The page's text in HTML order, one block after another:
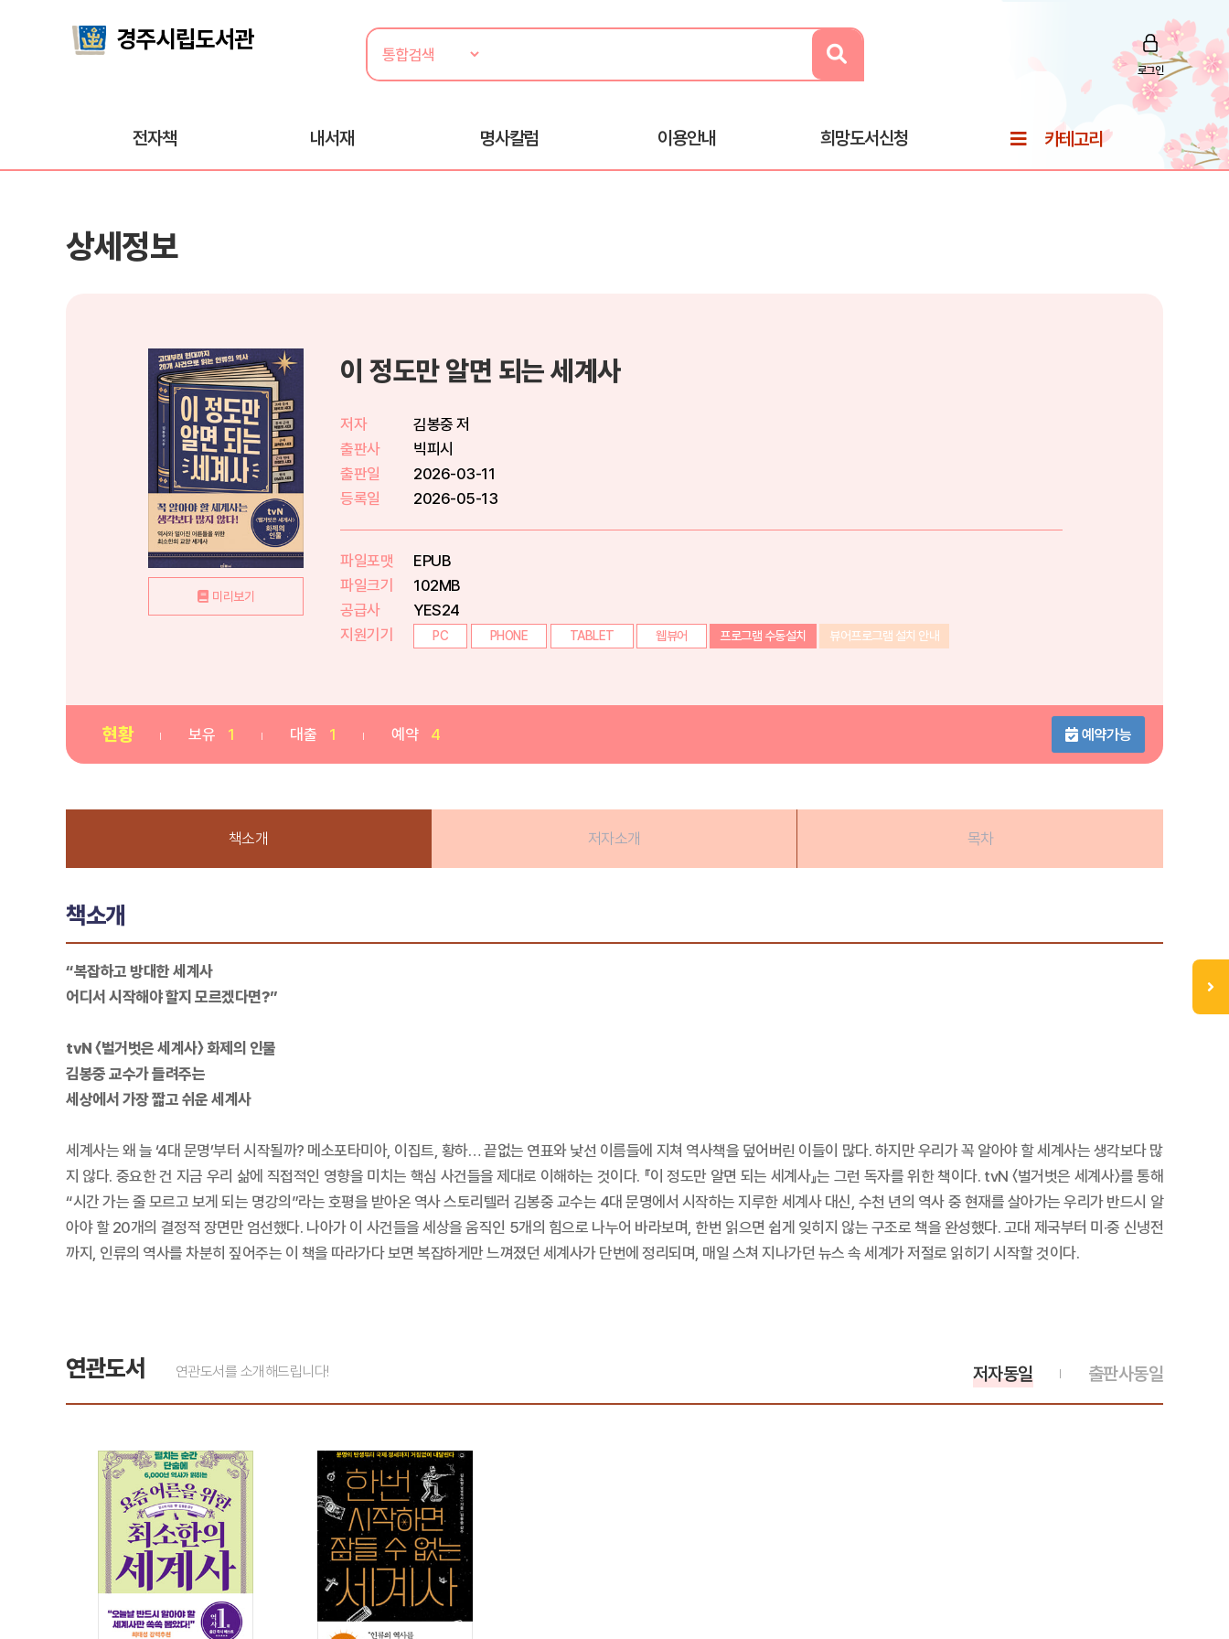
로그인
전자책 내서재 명사칼럼 이용안내 희망도서신청 카테고리
상세정보
미리보기
이 정도만 알면 되는 세계사
저자
김봉중 저
출판사
빅피시
출판일
2026-03-11
등록일
2026-05-13
파일포맷
EPUB
파일크기
102MB
공급사
YES24
지원기기
PC PHONE TABLET 웹뷰어 프로그램 수동설치 뷰어프로그램 설치 안내
현황 보유 1 대출 1 예약 4 예약가능
책소개 저자소개 목차
책소개
“복잡하고 방대한 세계사
어디서 시작해야 할지 모르겠다면?”
tvN 〈벌거벗은 세계사〉 화제의 인물
김봉중 교수가 들려주는
세상에서 가장 짧고 쉬운 세계사
세계사는 왜 늘 ‘4대 문명’부터 시작될까? 메소포타미아, 이집트, 황하… 끝없는 연표와 낯선 이름들에 지쳐 역사책을 덮어버린 이들이 많다. 하지만 우리가 꼭 알아야 할 세계사는 생각보다 많
지 않다. 중요한 건 지금 우리 삶에 직접적인 영향을 미치는 핵심 사건들을 제대로 이해하는 것이다. 『이 정도만 알면 되는 세계사』는 그런 독자를 위한 책이다. tvN 〈벌거벗은 세계사〉를 통해
“시간 가는 줄 모르고 보게 되는 명강의”라는 호평을 받아온 역사 스토리텔러 김봉중 교수는 4대 문명에서 시작하는 지루한 세계사 대신, 수천 년의 역사 중 현재를 살아가는 우리가 반드시 알
아야 할 20개의 결정적 장면만 엄선했다. 나아가 이 사건들을 세상을 움직인 5개의 힘으로 나누어 바라보며, 한번 읽으면 쉽게 잊히지 않는 구조로 책을 완성했다. 고대 제국부터 미·중 신냉전
까지, 인류의 역사를 차분히 짚어주는 이 책을 따라가다 보면 복잡하게만 느껴졌던 세계사가 단번에 정리되며, 매일 스쳐 지나가던 뉴스 속 세계가 저절로 읽히기 시작할 것이다.
연관도서 연관도서를 소개해드립니다! 출판사동일
저자동일